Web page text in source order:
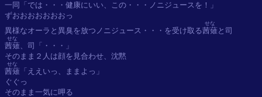
一同「では・・・健康にいい、この・・・ノニジュースを！」
ずおおおおおおおっ
異様なオーラと異臭を放つノニジュース・・・を受け取る茜薙
せな
茜薙
せな
、司「・・・」
茜薙
せな
「ええいっ、ままよっ」
ぐぐっ
そのまま一気に呷る